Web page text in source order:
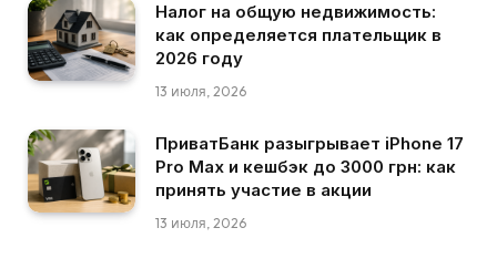
Налог на общую недвижимость:
как определяется плательщик в
2026 году
13 июля, 2026
ПриватБанк разыгрывает iPhone 17
Pro Max и кешбэк до 3000 грн: как
принять участие в акции
13 июля, 2026